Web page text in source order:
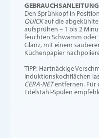
GEBRAUCHSANLEITUNG
Den Sprühkopf in
QUICKauf die
aufsprühen – 1 bis 2
feuchten Schwamm oder
Glanz, mit einem
Küchenpapier
TIPP: Hartnäckige
Induktionskochflächen
CERA-NETentfernen. Für
Edelstahl-Spülen